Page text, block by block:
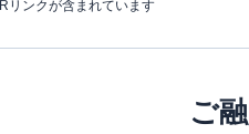
リンクが含まれています
ご